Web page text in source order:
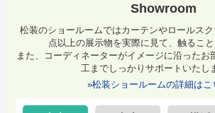
Showroom
松装のショールームではカーテンやロールス
点以上の展示物を実際に見て、触ること
また、コーディネーターがイメージに沿ったお
工までしっかりサポートいたし
»松装ショールームの詳細はこ